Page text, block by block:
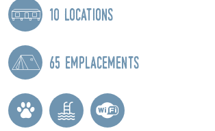
10 locations
65 emplacements